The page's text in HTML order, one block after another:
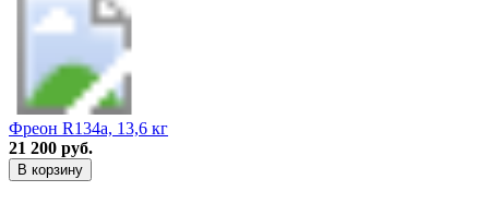
Фреон R134a, 13,6 кг
21 200 руб.
В корзину